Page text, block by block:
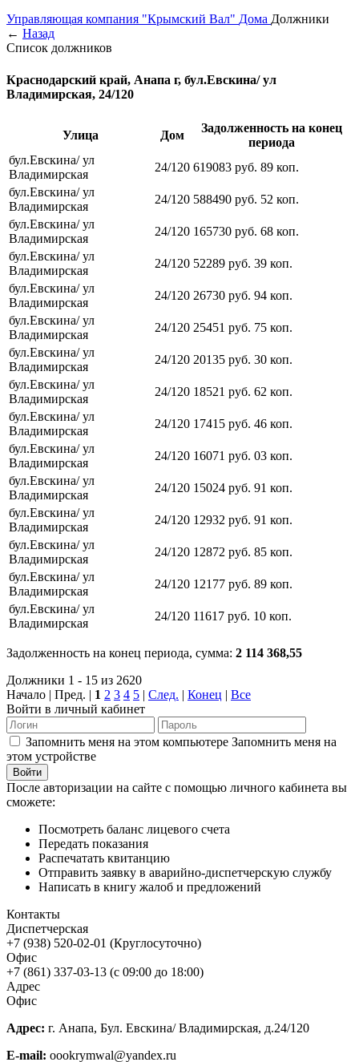
Управляющая компания "Крымский Вал" Дома Должники
← Назад
Список должников
Краснодарский край, Анапа г, бул.Евскина/ ул
Владимирская, 24/120
Улица Дом
Задолженность на конец
периода
бул.Евскина/ ул
Владимирская
24/120 619083 руб. 89 коп.
бул.Евскина/ ул
Владимирская
24/120 588490 руб. 52 коп.
бул.Евскина/ ул
Владимирская
24/120 165730 руб. 68 коп.
бул.Евскина/ ул
Владимирская
24/120 52289 руб. 39 коп.
бул.Евскина/ ул
Владимирская
24/120 26730 руб. 94 коп.
бул.Евскина/ ул
Владимирская
24/120 25451 руб. 75 коп.
бул.Евскина/ ул
Владимирская
24/120 20135 руб. 30 коп.
бул.Евскина/ ул
Владимирская
24/120 18521 руб. 62 коп.
бул.Евскина/ ул
Владимирская
24/120 17415 руб. 46 коп.
бул.Евскина/ ул
Владимирская
24/120 16071 руб. 03 коп.
бул.Евскина/ ул
Владимирская
24/120 15024 руб. 91 коп.
бул.Евскина/ ул
Владимирская
24/120 12932 руб. 91 коп.
бул.Евскина/ ул
Владимирская
24/120 12872 руб. 85 коп.
бул.Евскина/ ул
Владимирская
24/120 12177 руб. 89 коп.
бул.Евскина/ ул
Владимирская
24/120 11617 руб. 10 коп.
Задолженность на конец периода, сумма: 2 114 368,55
Должники 1 - 15 из 2620
Начало | Пред. | 1 2 3 4 5 | След. | Конец | Все
Войти в личный кабинет
Запомнить меня на этом компьютере Запомнить меня на
этом устройстве
После авторизации на сайте с помощью личного кабинета вы
сможете:
Посмотреть баланс лицевого счета
Передать показания
Распечатать квитанцию
Отправить заявку в аварийно-диспетчерскую службу
Написать в книгу жалоб и предложений
Контакты
Диспетчерская
+7 (938) 520-02-01 (Круглосуточно)
Офис
+7 (861) 337-03-13 (с 09:00 до 18:00)
Адрес
Офис
Адрес: г. Анапа, Бул. Евскина/ Владимирская, д.24/120
E-mail: oookrymwal@yandex.ru